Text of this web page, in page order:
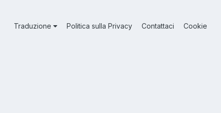
Traduzione Politica sulla Privacy Contattaci Cookie